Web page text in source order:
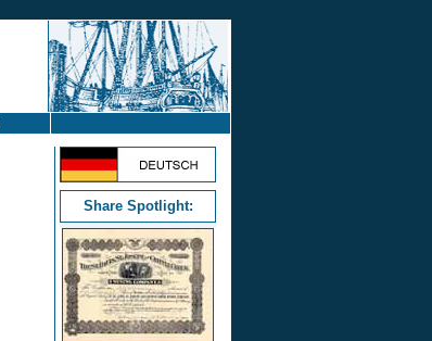
Share Spotlight: